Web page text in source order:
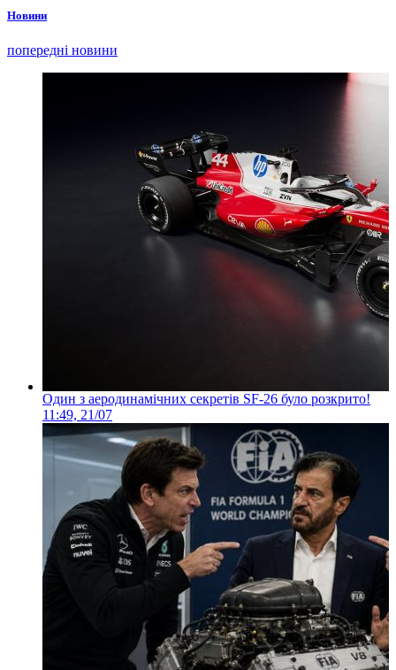
Новини
попередні новини
Один з аеродинамічних секретів SF-26 було розкрито!
11:49, 21/07